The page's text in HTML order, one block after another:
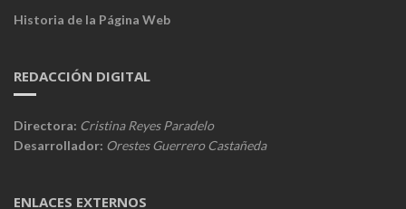
Historia de la Página Web
REDACCIÓN DIGITAL
Directora: Cristina Reyes Paradelo
Desarrollador: Orestes Guerrero Castañeda
ENLACES EXTERNOS